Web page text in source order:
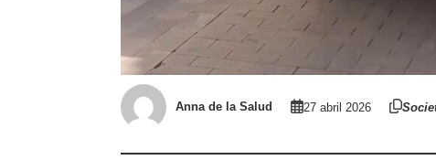
Anna de la Salud 27 abril 2026